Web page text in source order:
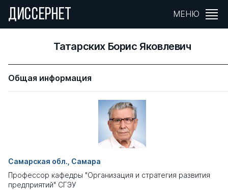
ДИССЕРНЕТ МЕНЮ
Татарских Борис Яковлевич
Общая информация
Самарская обл., Самара
Профессор кафедры "Организация и стратегия развития
предприятий" СГЭУ